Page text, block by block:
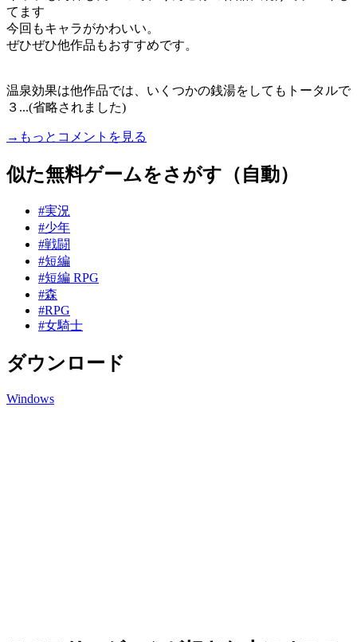
てます
今回もキャラがかわいい。
ぜひぜひ他作品もおすすめです。
温泉効果は他作品では、いくつかの銭湯をしてもトータルで
３...(省略されました)
→もっとコメントを見る
似た無料ゲームをさがす（自動）
#実況
#少年
#戦闘
#短編
#短編 RPG
#森
#RPG
#女騎士
ダウンロード
Windows